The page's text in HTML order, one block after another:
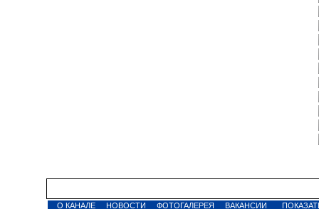
О КАНАЛЕ НОВОСТИ ФОТОГАЛЕРЕЯ ВАКАНСИИ